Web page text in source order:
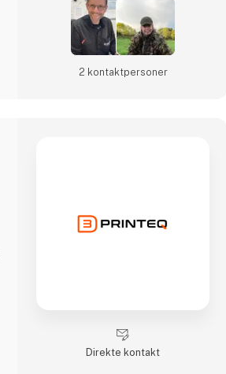
2 kontakt­personer
Direkte kontakt